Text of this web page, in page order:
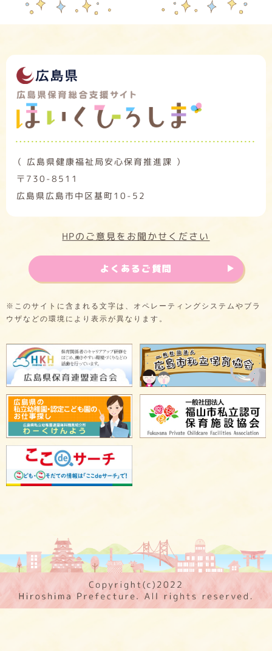
（ 広島県健康福祉局安心保育推進課 ）
〒730-8511
広島県広島市中区基町10-52
HPのご意見をお聞かせください
よくあるご質問
※このサイトに含まれる文字は、オペレーティングシステムやブラ
ウザなどの環境により表示が異なります。